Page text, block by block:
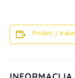
Pridėti Į